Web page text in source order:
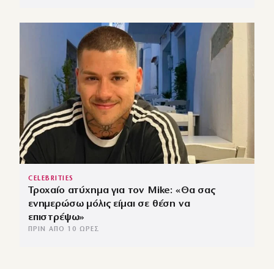
CELEBRITIES
Τροχαίο ατύχημα για τον Mike: «Θα σας
ενημερώσω μόλις είμαι σε θέση να
επιστρέψω»
ΠΡΙΝ ΑΠΌ 10 ΏΡΕΣ